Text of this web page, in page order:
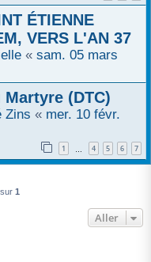
ÉTIENNE
VERS L'AN 37
« sam. 05 mars
(DTC)
Zins « mer. 10 févr.
1 … 4 5 6 7
sur 1
Aller